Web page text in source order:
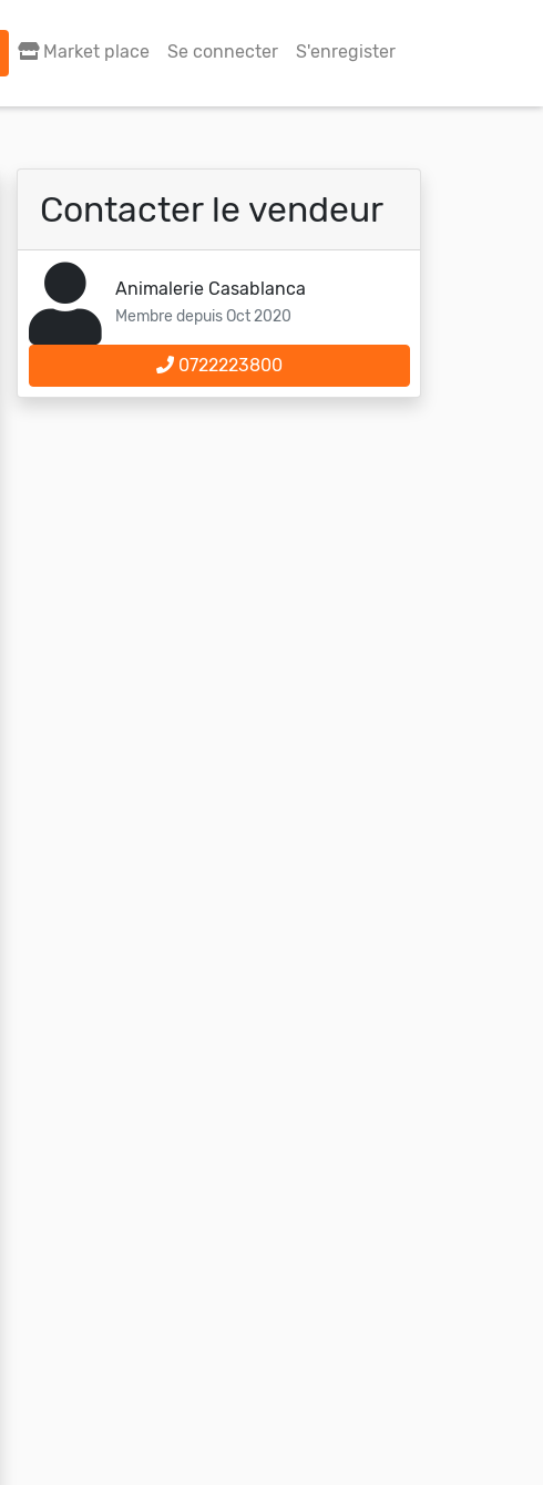
Market place Se connecter S'enregister
Contacter le vendeur
Animalerie Casablanca
Membre depuis Oct 2020
0722223800